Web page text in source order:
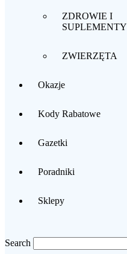
ZDROWIE I
SUPLEMENTY
ZWIERZĘTA
Okazje
Kody Rabatowe
Gazetki
Poradniki
Sklepy
Search